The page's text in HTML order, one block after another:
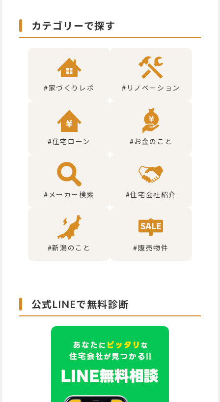
公式LINEで無料診断
カテゴリーで探す
#家づくりレポ #リノベーション
#住宅ローン #お金のこと
#メーカー検索 #住宅会社紹介
#新潟のこと #販売物件